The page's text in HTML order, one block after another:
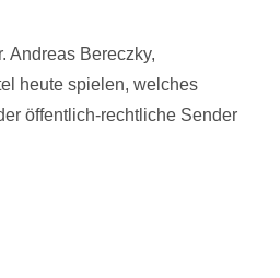
Andreas Bereczky,
heute spielen, welches
öffentlich-rechtliche Sender